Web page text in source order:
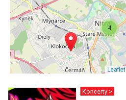
4
Leaflet
Koncerty >